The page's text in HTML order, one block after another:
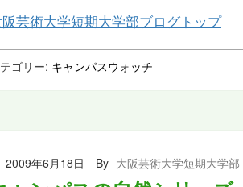
芸術大学短期大学部ブログトップ
ゴリー: キャンパスウォッチ
2009年6月18日 By 大阪芸術大学短期大学部